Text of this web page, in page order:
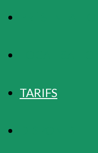
TARIFS